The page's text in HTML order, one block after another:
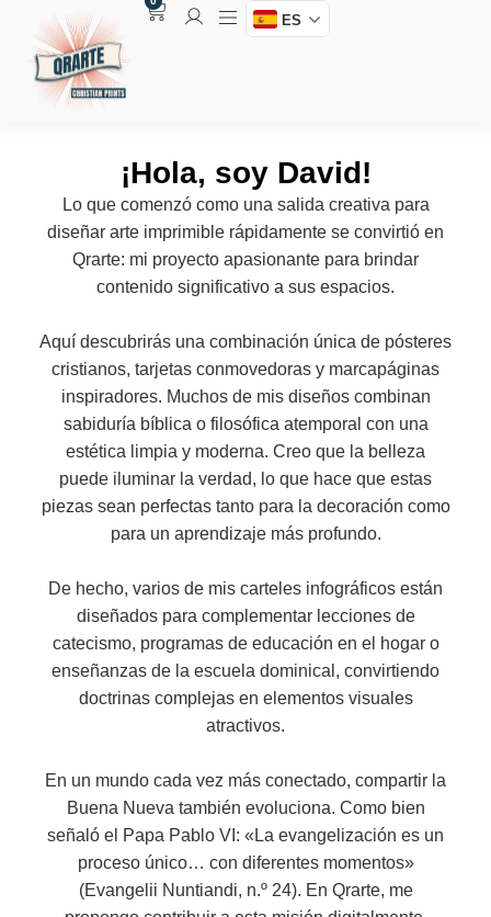
ES
¡Hola, soy David!
Lo que comenzó como una salida creativa para
diseñar arte imprimible rápidamente se convirtió en
Qrarte: mi proyecto apasionante para brindar
contenido significativo a sus espacios.
Aquí descubrirás una combinación única de pósteres
cristianos, tarjetas conmovedoras y marcapáginas
inspiradores. Muchos de mis diseños combinan
sabiduría bíblica o filosófica atemporal con una
estética limpia y moderna. Creo que la belleza
puede iluminar la verdad, lo que hace que estas
piezas sean perfectas tanto para la decoración como
para un aprendizaje más profundo.
De hecho, varios de mis carteles infográficos están
diseñados para complementar lecciones de
catecismo, programas de educación en el hogar o
enseñanzas de la escuela dominical, convirtiendo
doctrinas complejas en elementos visuales
atractivos.
En un mundo cada vez más conectado, compartir la
Buena Nueva también evoluciona. Como bien
señaló el Papa Pablo VI: «La evangelización es un
proceso único… con diferentes momentos»
(Evangelii Nuntiandi, n.º 24). En Qrarte, me